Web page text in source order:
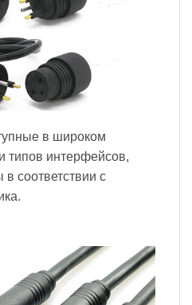
в широком
типов интерфейсов,
в соответствии с